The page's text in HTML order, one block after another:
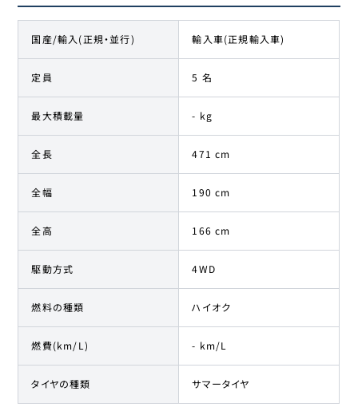
国産/輸入(正規・並行) 輸入車(正規輸入車)
定員 5 名
最大積載量 - kg
全長 471 cm
全幅 190 cm
全高 166 cm
駆動方式 4WD
燃料の種類 ハイオク
燃費(km/L) - km/L
タイヤの種類 サマータイヤ